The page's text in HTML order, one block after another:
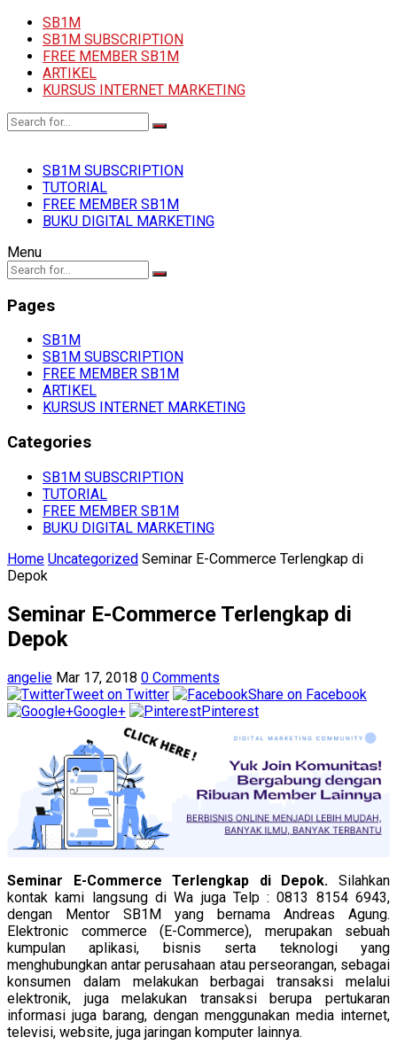
SB1M
SB1M SUBSCRIPTION
FREE MEMBER SB1M
ARTIKEL
KURSUS INTERNET MARKETING
SB1M SUBSCRIPTION
TUTORIAL
FREE MEMBER SB1M
BUKU DIGITAL MARKETING
Menu
Pages
SB1M
SB1M SUBSCRIPTION
FREE MEMBER SB1M
ARTIKEL
KURSUS INTERNET MARKETING
Categories
SB1M SUBSCRIPTION
TUTORIAL
FREE MEMBER SB1M
BUKU DIGITAL MARKETING
Home Uncategorized Seminar E-Commerce Terlengkap di
Depok
Seminar E-Commerce Terlengkap di
Depok
angelie Mar 17, 2018 0 Comments
Tweet on Twitter
Share on Facebook
Google+
Pinterest
Seminar E-Commerce Terlengkap di Depok. Silahkan
kontak kami langsung di Wa juga Telp : 0813 8154 6943,
dengan Mentor SB1M yang bernama Andreas Agung.
Elektronic commerce (E-Commerce), merupakan sebuah
kumpulan aplikasi, bisnis serta teknologi yang
menghubungkan antar perusahaan atau perseorangan, sebagai
konsumen dalam melakukan berbagai transaksi melalui
elektronik, juga melakukan transaksi berupa pertukaran
informasi juga barang, dengan menggunakan media internet,
televisi, website, juga jaringan komputer lainnya.